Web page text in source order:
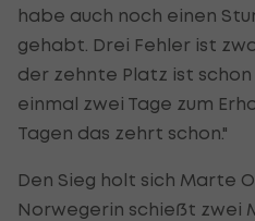
habe auch noch einen
gehabt. Drei Fehler ist
der zehnte Platz ist
einmal zwei Tage zum
Tagen das zehrt schon."
Den Sieg holt sich Marte
Norwegerin schießt zwei